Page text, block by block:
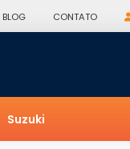
BLOG CONTATO
Suzuki